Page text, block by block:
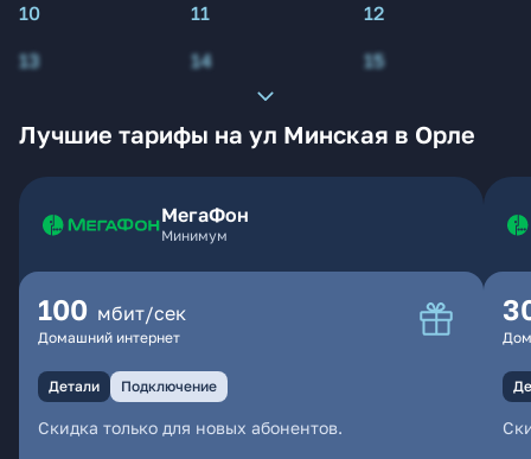
10
11
12
13
14 15
Лучшие тарифы на ул Минская в Орле
МегаФон
Минимум
100 мбит/сек
Домашний интернет
Детали Подключение
Скидка только для новых абонентов.